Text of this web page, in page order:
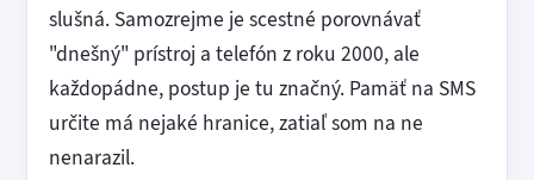
slušná. Samozrejme je scestné porovnávať
"dnešný" prístroj a telefón z roku 2000, ale
každopádne, postup je tu značný. Pamäť na SMS
určite má nejaké hranice, zatiaľ som na ne
nenarazil.